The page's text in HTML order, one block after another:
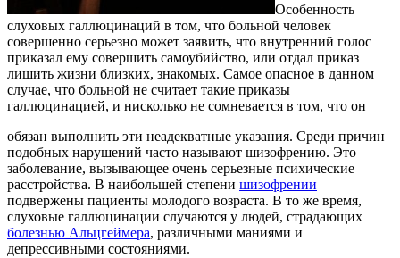
Особенность
слуховых галлюцинаций в том, что больной человек
совершенно серьезно может заявить, что внутренний голос
приказал ему совершить самоубийство, или отдал приказ
лишить жизни близких, знакомых. Самое опасное в данном
случае, что больной не считает такие приказы
галлюцинацией, и нисколько не сомневается в том, что он
обязан выполнить эти неадекватные указания. Среди причин
подобных нарушений часто называют шизофрению. Это
заболевание, вызывающее очень серьезные психические
расстройства. В наибольшей степени шизофрении
подвержены пациенты молодого возраста. В то же время,
слуховые галлюцинации случаются у людей, страдающих
болезнью Альцгеймера, различными маниями и
депрессивными состояниями.